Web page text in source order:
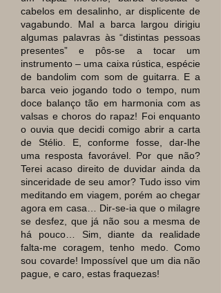
cabelos em desalinho, ar displicente de
vagabundo. Mal a barca largou dirigiu
algumas palavras às “distintas pessoas
presentes” e pôs-se a tocar um
instrumento – uma caixa rústica, espécie
de bandolim com som de guitarra. E a
barca veio jogando todo o tempo, num
doce balanço tão em harmonia com as
valsas e choros do rapaz! Foi enquanto
o ouvia que decidi comigo abrir a carta
de Stélio. E, conforme fosse, dar-lhe
uma resposta favorável. Por que não?
Terei acaso direito de duvidar ainda da
sinceridade de seu amor? Tudo isso vim
meditando em viagem, porém ao chegar
agora em casa… Dir-se-ia que o milagre
se desfez, que já não sou a mesma de
há pouco… Sim, diante da realidade
falta-me coragem, tenho medo. Como
sou covarde! Impossível que um dia não
pague, e caro, estas fraquezas!